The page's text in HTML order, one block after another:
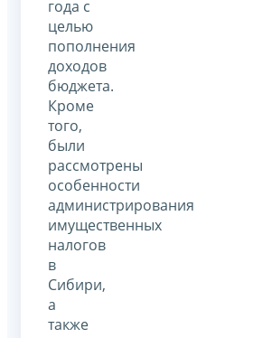
года с
целью
пополнения
доходов
бюджета.
Кроме
того,
были
рассмотрены
особенности
администрирования
имущественных
налогов
в
Сибири,
а
также